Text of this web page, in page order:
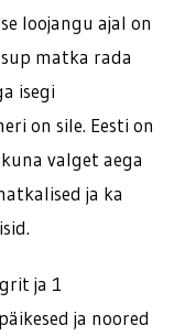
loojangu ajal on
matka rada
isegi
on sile. Eesti on
valget aega
ja ka
ja 1
ja noored